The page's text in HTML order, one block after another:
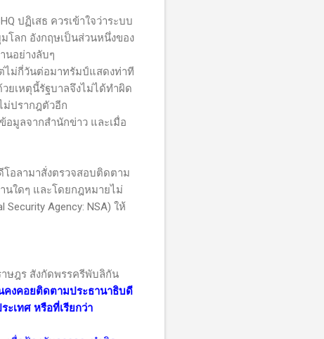
ปฏิเสธ ควรเข้าใจว่าระบบ
โลก อังกฤษเป็นส่วนหนึ่งของ
นอย่างลับๆ
ไม่กี่วันต่อมาทรัมป์แสดงท่าที
ยเหตุนี้รัฐบาลจึงไม่ได้ทำผิด
ม่ปรากฎตัวอีก
มูลจากสำนักข่าว และเมื่อ
อลามาสั่งตรวจสอบติดตาม
นใดๆ และโดยกฎหมายไม่
Security Agency: NSA) ให้
ษฎร สังกัดพรรครีพับลิกัน
งคอยติดตามประธานาธิบดี
เทศ หรือที่เรียกว่า